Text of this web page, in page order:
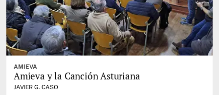
AMIEVA
Amieva y la Canción Asturiana
JAVIER G. CASO